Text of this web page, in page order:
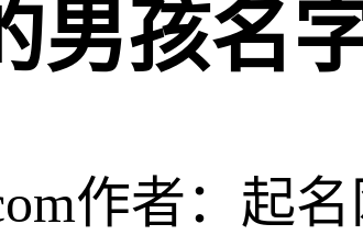
男孩名
作者：起名